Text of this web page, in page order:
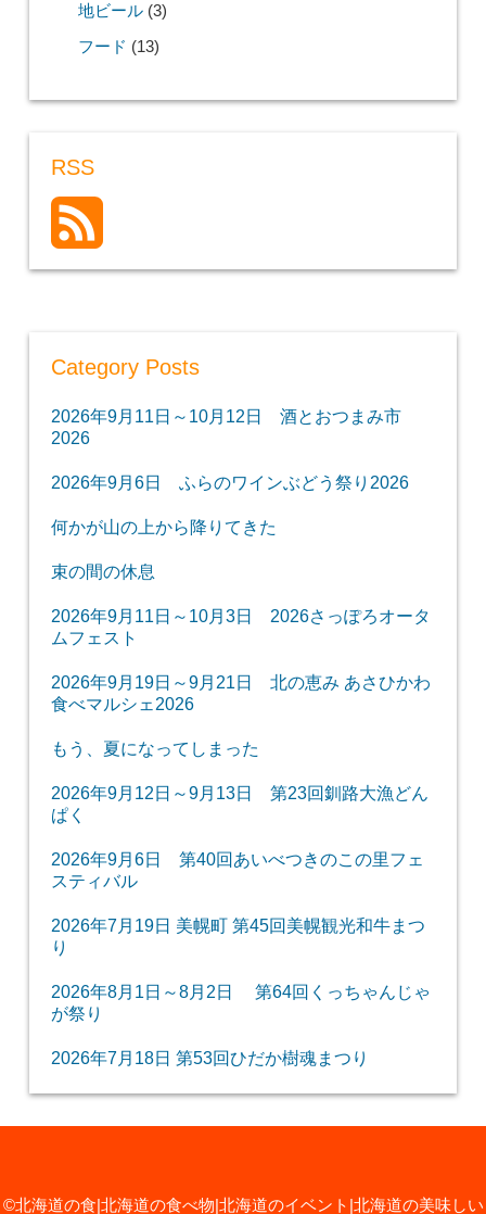
地ビール(3)
フード (13)
RSS
Category Posts
2026年9月11日～10月12日 酒とおつまみ市
2026
2026年9月6日 ふらのワインぶどう祭り2026
何かが山の上から降りてきた
束の間の休息
2026年9月11日～10月3日 2026さっぽろオータ
ムフェスト
2026年9月19日～9月21日 北の恵み あさひかわ
食べマルシェ2026
もう、夏になってしまった
2026年9月12日～9月13日 第23回釧路大漁どん
ぱく
2026年9月6日 第40回あいべつきのこの里フェ
スティバル
2026年7月19日 美幌町 第45回美幌観光和牛まつ
り
2026年8月1日～8月2日 第64回くっちゃんじゃ
が祭り
2026年7月18日 第53回ひだか樹魂まつり
©北海道の食|北海道の食べ物|北海道のイベント|北海道の美味しい